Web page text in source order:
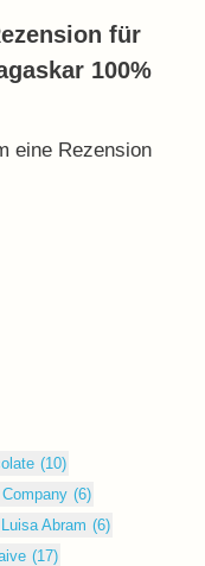
für
100%
eine Rezension
(10)
(6)
Luisa Abram (6)
(17)